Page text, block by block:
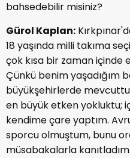
bahsedebilir misiniz?
Gürol Kaplan:
18 yaşında milli takıma
çok kısa bir zaman içinde
Çünkü benim yaşadığım
büyükşehirlerde mevcuttu.
en büyük etken yokluktu;
kendime çare yaptım.
sporcu olmuştum, bunu
müsabakalarla kanıtladım.